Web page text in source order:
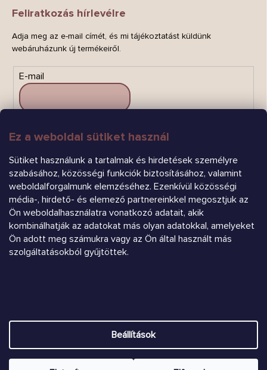
Ez a weboldal sütiket használ
Sütiket használunk a tartalmak és hirdetések személyre
szabásához, közösségi funkciók biztosításához, valamint
weboldalforgalmunk elemzéséhez. Ezenkívül közösségi
média-, hirdető- és elemező partnereinkkel megosztjuk az
Ön weboldalhasználatra vonatkozó adatait, akik
kombinálhatják az adatokat más olyan adatokkal, amelyeket
Ön adott meg számukra vagy az Ön által használt más
szolgáltatásokból gyűjtöttek.
Beállítások
Feliratkozás hírlevélre
Adja meg az e-mail címét, és mi tájékoztatást küldünk
webáruházunk új termékeiről.
E-mail
FELIRATKOZÁS
Árukereső.hu
Shoptet készítette
Copyright 2026Chrústiček.eu. Minden jog fenntartva.Süti
beállítások szerkesztése